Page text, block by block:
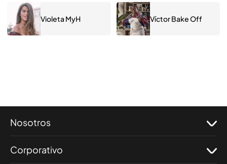
Violeta MyH Víctor Bake Off
Nosotros
Corporativo